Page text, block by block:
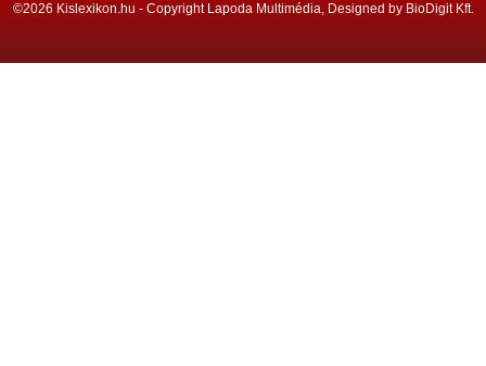
©2026 Kislexikon.hu - Copyright Lapoda Multimédia, Designed by BioDigit Kft.